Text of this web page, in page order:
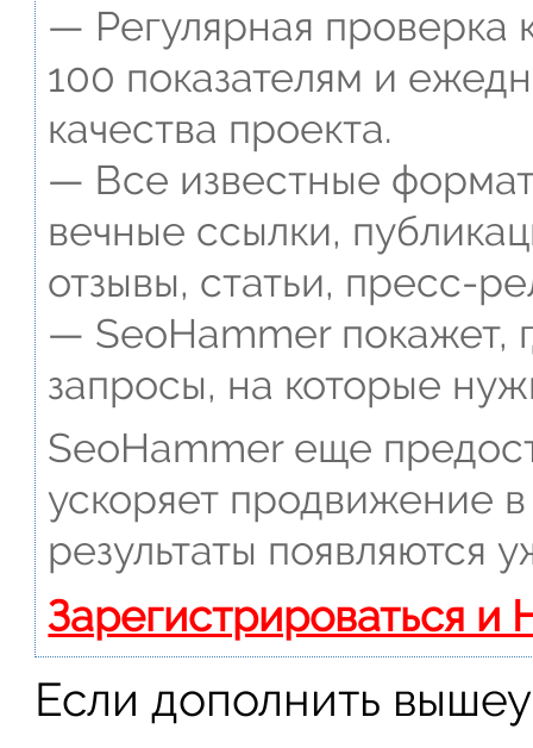
— Регулярная проверка
100 показателям и
качества проекта.
— Все известные
вечные ссылки,
отзывы, статьи, пресс-
— SeoHammer покажет,
запросы, на которые
SeoHammer еще
ускоряет продвижение
результаты появляются
Зарегистрироваться и
Если дополнить